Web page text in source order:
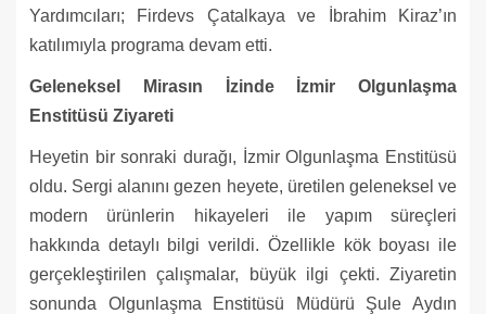
Yardımcıları; Firdevs Çatalkaya ve İbrahim Kiraz’ın
katılımıyla programa devam etti.
Geleneksel Mirasın İzinde İzmir Olgunlaşma
Enstitüsü Ziyareti
Heyetin bir sonraki durağı, İzmir Olgunlaşma Enstitüsü
oldu. Sergi alanını gezen heyete, üretilen geleneksel ve
modern ürünlerin hikayeleri ile yapım süreçleri
hakkında detaylı bilgi verildi. Özellikle kök boyası ile
gerçekleştirilen çalışmalar, büyük ilgi çekti. Ziyaretin
sonunda Olgunlaşma Enstitüsü Müdürü Şule Aydın